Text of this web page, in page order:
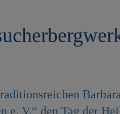
e. V.“ den Tag der